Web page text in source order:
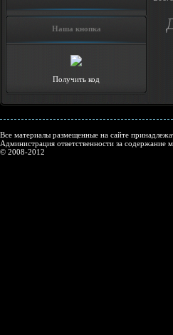
Наша кнопка
Получить код
Все материалы размещенные на сайте
Администрация ответственности за содержание
© 2008-2012